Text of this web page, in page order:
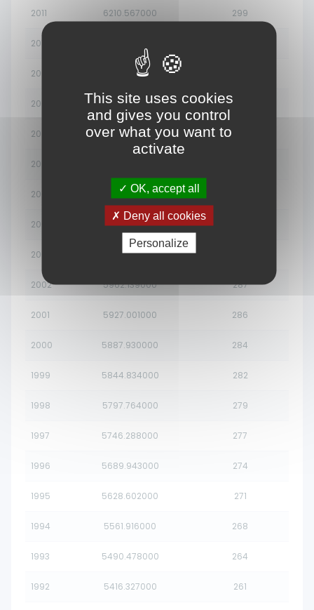
2011 6210.567000 299
2010
2009 6157.678000
2008 6131.767000 295
2007 6105.810000
2006
2005 6052.124000
2004 6023.801000
2003 5994.075000
2002 5962.139000 287
2001 5927.001000 286
2000 5887.930000 284
1999 5844.834000 282
1998 5797.764000 279
1997 5746.288000 277
1996 5689.943000 274
1995 5628.602000 271
1994 5561.916000 268
1993 5490.478000 264
1992 5416.327000 261
This site uses cookies
and gives you control
over what you want to
activate
OK, accept all
Deny all cookies
Personalize